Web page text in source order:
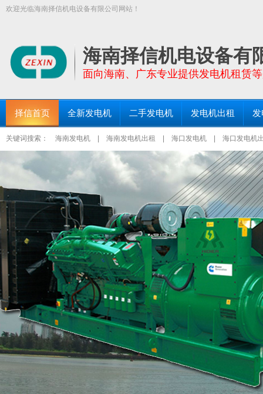
欢迎光临海南择信机电设备有限公司网站！
三亚发电机出租、琼海发电机出租等区域均设有仓库和服务点！
海南择信机电设备有
面向海南、广东专业提供发电机租赁
择信首页 全新发电机 二手发电机 发电机出租
关键词搜索： 海南发电机 海南发电机出租 海口发电机 海口发电机